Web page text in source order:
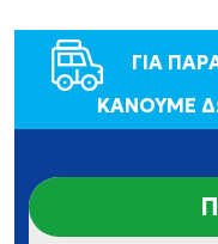
ΓΙΑ
ΚΑΝΟΥΜΕ